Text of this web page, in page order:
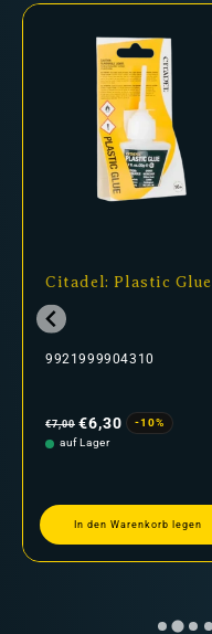
Citadel: Plastic Glue
9921999904310
Preis
€7,00 €6,30
-10%
auf Lager
In den Warenkorb legen